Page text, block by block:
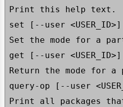
Print this help text.
set [--user <USER_ID>]
Set the mode for a
get [--user <USER_ID>]
Return the mode for
query-op [--user
Print all packages